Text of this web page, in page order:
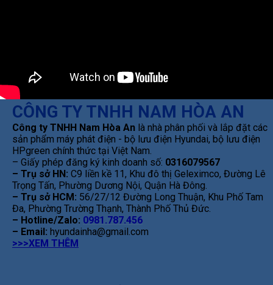
CÔNG TY TNHH NAM HÒA AN
Công ty TNHH Nam Hòa An là nhà phân phối và lắp đặt các
sản phẩm máy phát điện - bộ lưu điện Hyundai, bộ lưu điện
HPgreen chính thức tại Việt Nam.
– Giấy phép đăng ký kinh doanh số: 0316079567
– Trụ sở HN: C9 liền kề 11, Khu đô thị Geleximco, Đường Lê
Trọng Tấn, Phường Dương Nội, Quận Hà Đông.
– Trụ sở HCM: 56/27/12 Đường Long Thuận, Khu Phố Tam
Đa, Phường Trường Thạnh, Thành Phố Thủ Đức.
– Hotline/Zalo: 0981.787.456
– Email: hyundainha@gmail.com
>>>XEM THÊM